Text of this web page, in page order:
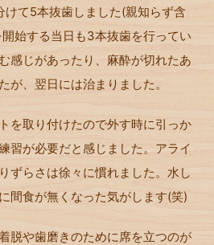
けて5本抜歯しました(親知らず含
始する当日も3本抜歯を行ってい
感じがあったり、麻酔が切れたあ
が、翌日には治まりました。
を取り付けたので外す時に引っか
習が必要だと感じました。アライ
ずらさは徐々に慣れました。水し
間食が無くなった気がします(笑)
脱や歯磨きのために席を立つのが